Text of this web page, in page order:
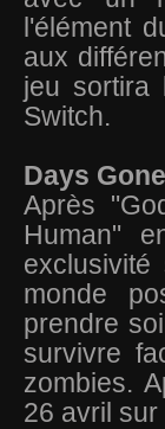
l'élément
aux
jeu sortira
Switch.
Days Gone
Après
Human"
monde
prendre
survivre
zombies.
26 avril sur